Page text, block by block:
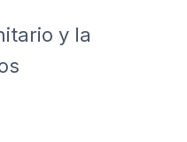
y la